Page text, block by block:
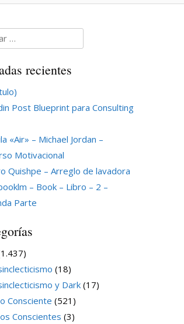
recientes
Post Blueprint para Consulting
«Air» – Michael Jordan –
Motivacional
Quishpe – Arreglo de lavadora
– Book – Libro – 2 –
Parte
(18)
y Dark(17)
Consciente (521)
Conscientes (3)